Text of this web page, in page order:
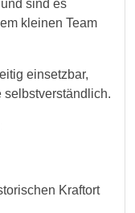
sind es
kleinen Team
einsetzbar,
selbstverständlich.
Kraftort